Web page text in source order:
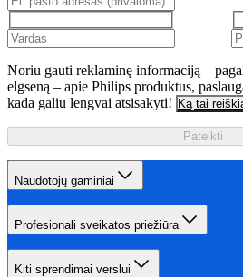
Noriu gauti reklaminę informaciją –
elgseną – apie Philips produktus,
kada galiu lengvai atsisakyti! Ką tai
Pateikti
Naudotojų gaminiai
Profesionali sveikatos priežiūra
Kiti sprendimai verslui